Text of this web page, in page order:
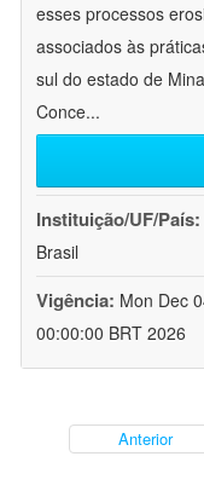
esses processos
associados às
sul do estado de
Conce...
Instituição/UF/País:
Brasil
Vigência: Mon Dec
00:00:00 BRT 2026
Anterior